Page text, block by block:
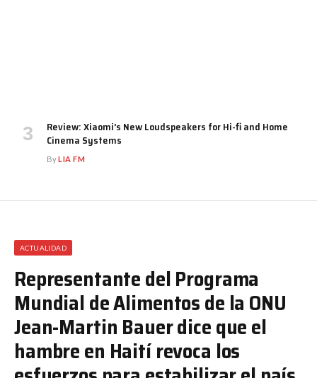
Review: Xiaomi’s New Loudspeakers for Hi-fi and Home
Cinema Systems
ByLIA FM
ACTUALIDAD
Representante del Programa
Mundial de Alimentos de la ONU
Jean-Martin Bauer dice que el
hambre en Haití revoca los